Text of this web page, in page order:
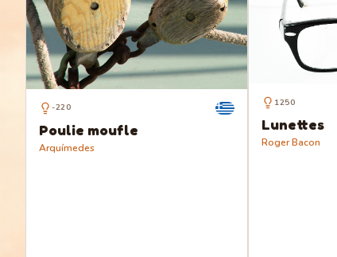
-220
Poulie moufle
Arquímedes
1250
Lunettes
Roger Bacon